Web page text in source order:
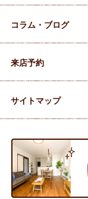
コラム・ブログ
来店予約
サイトマップ